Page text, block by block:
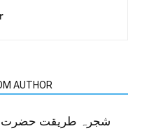
AUTHOR
شجرہ طریقت حضرت